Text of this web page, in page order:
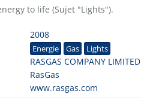
to life (Sujet "Lights").
2008
Energie Gas Lights
RASGAS COMPANY LIMITED
RasGas
www.rasgas.com